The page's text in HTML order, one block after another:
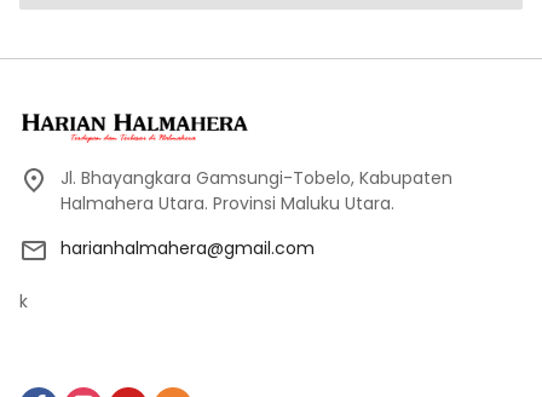
Jl. Bhayangkara Gamsungi-Tobelo, Kabupaten
Halmahera Utara. Provinsi Maluku Utara.
harianhalmahera@gmail.com
k